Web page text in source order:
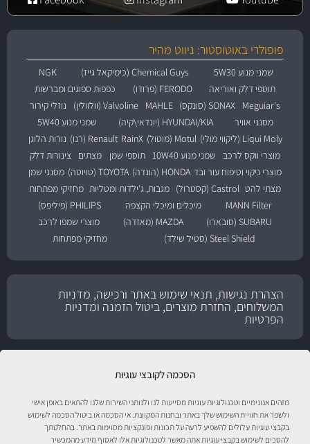
הסכמה לקובצי עוגיות
מזהים אנונימיים וטכנולוגיות עוגיות מסייעות לנו ולנותני השירות שלנו להתאים באופן אישי
ולשפר את חוויית השימוש שלך באתר ובחנות המקוונת. אי הסכמה או ביטול הסכמה לשימוש
בקבצי עוגיות עלולים להשפיע לרעה על תכונות ופונקציות מסוימות באתר. בהחלטתך
להסכים לשימוש בקבצי עוגיות אתה מאשר לטכנולוגיות אלו לאסוף מידע מהמכשיר
פופולרי באוטוסטור: ניווט מהיר
שמני מנוע 5W30 Chemical Guys (כימיקאל גייז)
NGK
תוספי דלק ואוריאה
FERODO (פרודו)
כפפות ספוגים ומברשות
Meguiar's
SONAX (סונקס) MAHLE Valvoline (וולוולין)
נוזלי קירור
מסנני אוויר
HYUNDAI/KIA (יונדאי\קיה)
שמני מנוע 5W40
Liqui Moly (ליקווי מולי)
Motul (מוטול) RainX Renault (רנו)
נורות הלוגן
מוצרי ווקס לרכב
שמני מנוע 10W40 תוספי שמן מצתים
צינורות דלק
מוצרי ניקוי וטיפוח עור ובד HONDA (הונדה) TOYOTA (טויוטה)
מסנני שמן
מצתי להט Castrol (קסטרול) מגבות, ג'ילדות ומטליות מחזיקי מפתחות
MANN Filter
מיכלים ומיכלי הקצפה
PHILIPS (פיליפס)
SUBARU (סובארו)
MAZDA (מאזדה)
מוצרי שמפו לרכב
Steel Shield (סטיל שילד)
מחזיקי מפתחות
הצהרת נגישות, תנאי שימוש באתר ורכישה, מדניות
המשלוחים, החזרת מוצרים, ביטול הזמנה ומדניות
הפרטיות